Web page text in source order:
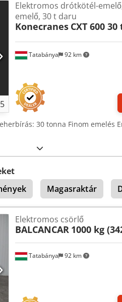
Tatabánya 92 km
Elektromos drótkötél-
emelő, 30 t daru
Konecranes CXT 600 30
30 tonna Finom emelés
Magasraktár
Tatabánya 92 km
Elektromos csörlő
BALCANCAR 1000 kg